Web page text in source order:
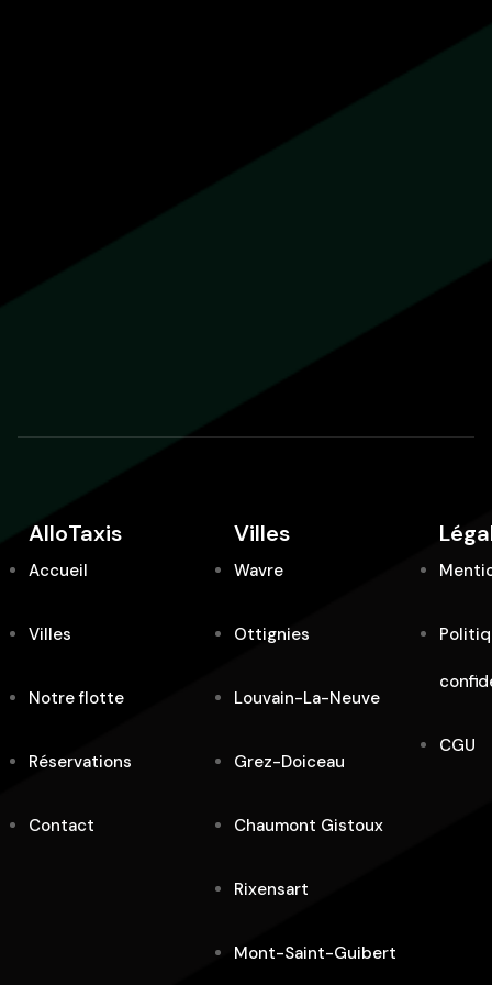
AlloTaxis
Accueil
Villes
Notre flotte
Réservations
Contact
Villes
Wavre
Ottignies
Louvain-La-Neuve
Grez-Doiceau
Chaumont Gistoux
Rixensart
Mont-Saint-Guibert
CGU